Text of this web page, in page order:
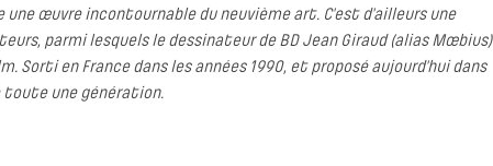
une œuvre incontournable du neuvième art. C'est d'ailleurs une
parmi lesquels le dessinateur de BD Jean Giraud (alias Mœbius)
Sorti en France dans les années 1990, et proposé aujourd'hui dans
toute une génération.